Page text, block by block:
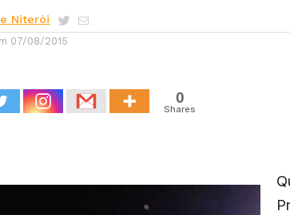
Niterói
07/08/2015
0
Shares